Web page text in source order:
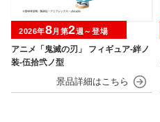
アニメ「鬼滅の刃」 フィギュア-絆ノ
装-伍拾弐ノ型
2026年8月第2週～登場